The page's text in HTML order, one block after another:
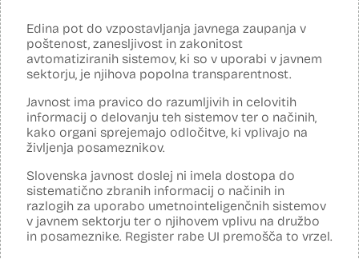
Edina pot do vzpostavljanja javnega zaupanja v
poštenost, zanesljivost in zakonitost
avtomatiziranih sistemov, ki so v uporabi v javnem
sektorju, je njihova popolna transparentnost.
Javnost ima pravico do razumljivih in celovitih
informacij o delovanju teh sistemov ter o načinih,
kako organi sprejemajo odločitve, ki vplivajo na
življenja posameznikov.
Slovenska javnost doslej ni imela dostopa do
sistematično zbranih informacij o načinih in
razlogih za uporabo umetnointeligenčnih sistemov
v javnem sektorju ter o njihovem vplivu na družbo
in posameznike. Register rabe UI premošča to vrzel.